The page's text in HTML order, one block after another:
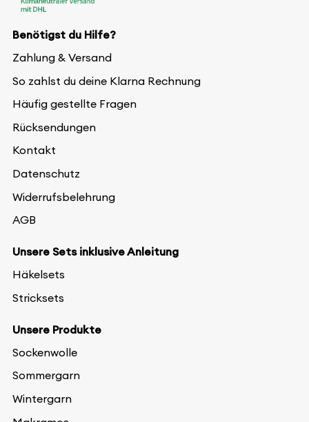
Benötigst du Hilfe?
Zahlung & Versand
So zahlst du deine Klarna Rechnung
Häufig gestellte Fragen
Rücksendungen
Kontakt
Datenschutz
Widerrufsbelehrung
AGB
Unsere Sets inklusive Anleitung
Häkelsets
Stricksets
Unsere Produkte
Sockenwolle
Sommergarn
Wintergarn